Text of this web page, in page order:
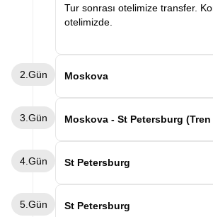
Tur sonrası otelimize transfer.
otelimizde.
2.Gün Moskova
düzenlenecek olan Kremlin
Metrosu & Arbat & Nazım
aracımız ile hareket edeceğiz.
en önemli kilisesi olarak kabul
3.Gün Moskova - St Petersburg
odaları boşaltma ve tren
oluyoruz. Moskova –
aracımızla otelimize transfer
4.Gün St Petersburg
Rehberimizin belirleyeceği
5.Gün St Petersburg